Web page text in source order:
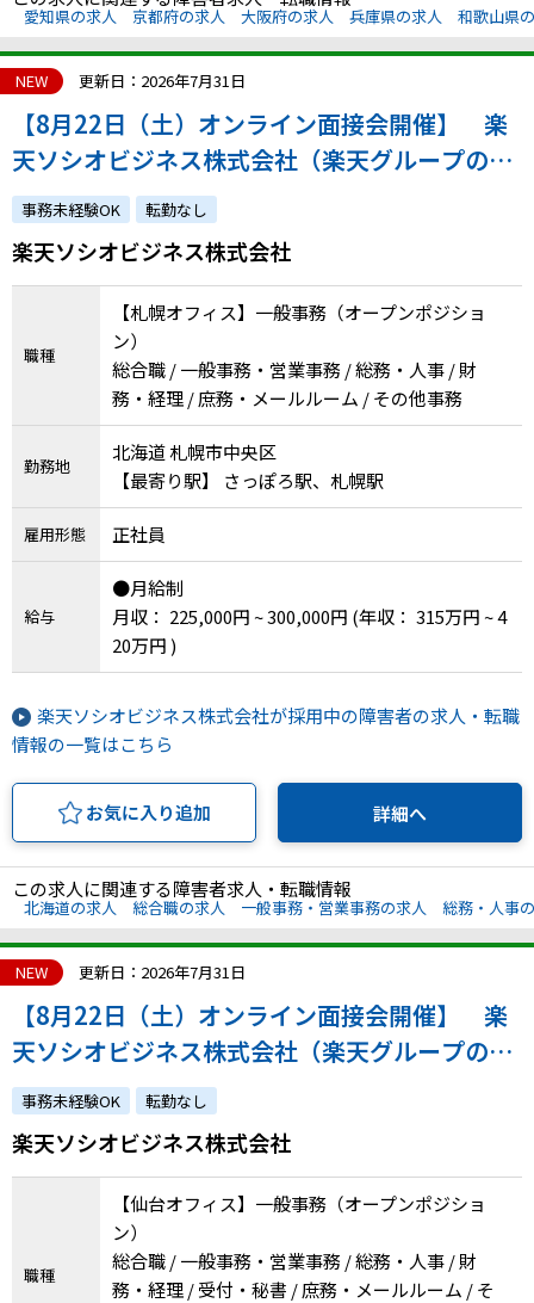
愛知県の求人 京都府の求人 大阪府の求人 兵庫県の求人 和歌山県
NEW 更新日：2026年7月31日
【8月22日（土）オンライン面接会開催】 楽
天ソシオビジネス株式会社（楽天グループの特
例子会社◎障害の有無にかかわらずチャレンジ
できます）
事務未経験OK 転勤なし
楽天ソシオビジネス株式会社
職種
【札幌オフィス】一般事務（オープンポジショ
ン）
総合職 / 一般事務・営業事務 / 総務・人事 / 財
務・経理 / 庶務・メールルーム / その他事務
勤務地
北海道 札幌市中央区
【最寄り駅】 さっぽろ駅、札幌駅
雇用形態 正社員
給与
●月給制
月収： 225,000円 ~ 300,000円 (年収： 315万円 ~ 4
20万円 )
楽天ソシオビジネス株式会社が採用中の障害者の求人・転職
情報の一覧はこちら
お気に入り追加 詳細へ
この求人に関連する障害者求人・転職情報
北海道の求人 総合職の求人 一般事務・営業事務の求人 総務・人事
NEW 更新日：2026年7月31日
【8月22日（土）オンライン面接会開催】 楽
天ソシオビジネス株式会社（楽天グループの特
例子会社◎障害の有無にかかわらずチャレンジ
できます）
事務未経験OK 転勤なし
楽天ソシオビジネス株式会社
職種
【仙台オフィス】一般事務（オープンポジショ
ン）
総合職 / 一般事務・営業事務 / 総務・人事 / 財
務・経理 / 受付・秘書 / 庶務・メールルーム / そ